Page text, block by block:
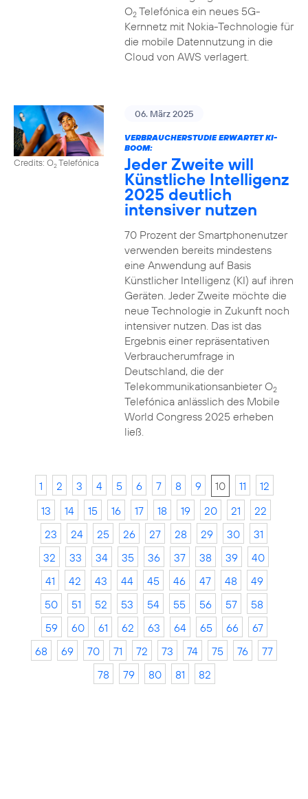
O2Telefónica ein neues 5G-
Kernnetz mit Nokia-Technologie für
die mobile Datennutzung in die
Cloud von AWS verlagert.
Credits: O2Telefónica
06. März 2025
VERBRAUCHERSTUDIE ERWARTET KI-
BOOM:
Jeder Zweite will
Künstliche Intelligenz
2025 deutlich
intensiver nutzen
70 Prozent der Smartphonenutzer
verwenden bereits mindestens
eine Anwendung auf Basis
Künstlicher Intelligenz (KI) auf ihren
Geräten. Jeder Zweite möchte die
neue Technologie in Zukunft noch
intensiver nutzen. Das ist das
Ergebnis einer repräsentativen
Verbraucherumfrage in
Deutschland, die der
Telekommunikationsanbieter O2
Telefónica anlässlich des Mobile
World Congress 2025 erheben
ließ.
1 2 3 4 5 6 7 8 9 10 11
12
13
14 15 16 17 18 19 20 21
22
23
24 25 26 27 28 29 30
31
32
33 34 35 36 37 38 39
40
41
42 43 44 45 46 47 48
49
50
51 52 53 54 55 56 57
58
59
60 61 62 63 64 65 66
67
68
69 70 71 72 73 74 75 76
77
78
79 80 81 82